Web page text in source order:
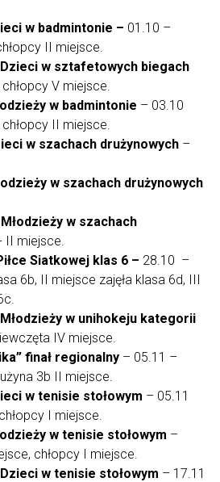
w badmintonie – 01.10 –
II miejsce.
w sztafetowych biegach
chłopcy V miejsce.
w badmintonie – 03.10
II miejsce.
w szachach drużynowych –
w szachach drużynowych
w szachach
II miejsce.
Siatkowej klas 6 – 28.10 –
6b, II miejsce zajęła klasa 6d, III
w unihokeju kategorii
IV miejsce.
finał regionalny – 05.11 –
3b II miejsce.
w tenisie stołowym – 05.11
I miejsce.
w tenisie stołowym –
chłopcy I miejsce.
w tenisie stołowym – 17.11